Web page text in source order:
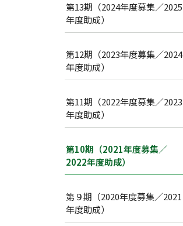
第13期（2024年度募集／2025
年度助成）
第12期（2023年度募集／2024
年度助成）
第11期（2022年度募集／2023
年度助成）
第10期（2021年度募集／
2022年度助成）
第９期（2020年度募集／2021
年度助成）